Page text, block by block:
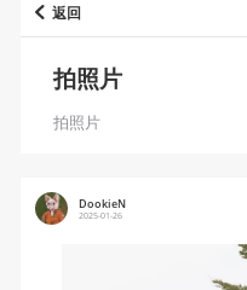
返回
拍照片
拍照片
DookieN
2025-01-26